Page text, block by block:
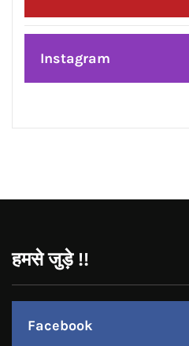
Google Plus